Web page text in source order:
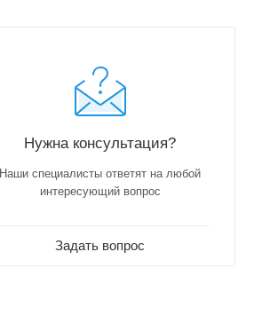
Нужна консультация?
Наши специалисты ответят на любой
интересующий вопрос
Задать вопрос